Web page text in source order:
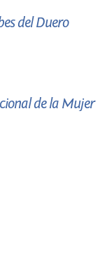
del Duero
de la Mujer